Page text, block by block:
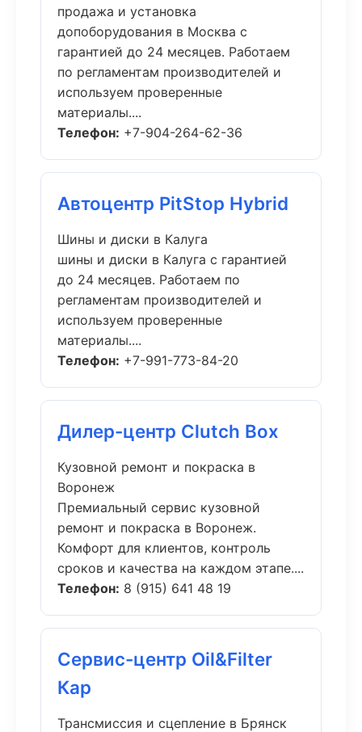
продажа и установка
допоборудования в Москва с
гарантией до 24 месяцев. Работаем
по регламентам производителей и
используем проверенные
материалы....
Телефон: +7-904-264-62-36
Автоцентр PitStop Hybrid
Шины и диски в Калуга
шины и диски в Калуга с гарантией
до 24 месяцев. Работаем по
регламентам производителей и
используем проверенные
материалы....
Телефон: +7-991-773-84-20
Дилер-центр Clutch Box
Кузовной ремонт и покраска в
Воронеж
Премиальный сервис кузовной
ремонт и покраска в Воронеж.
Комфорт для клиентов, контроль
сроков и качества на каждом этапе....
Телефон: 8 (915) 641 48 19
Сервис-центр Oil&Filter
Кар
Трансмиссия и сцепление в Брянск